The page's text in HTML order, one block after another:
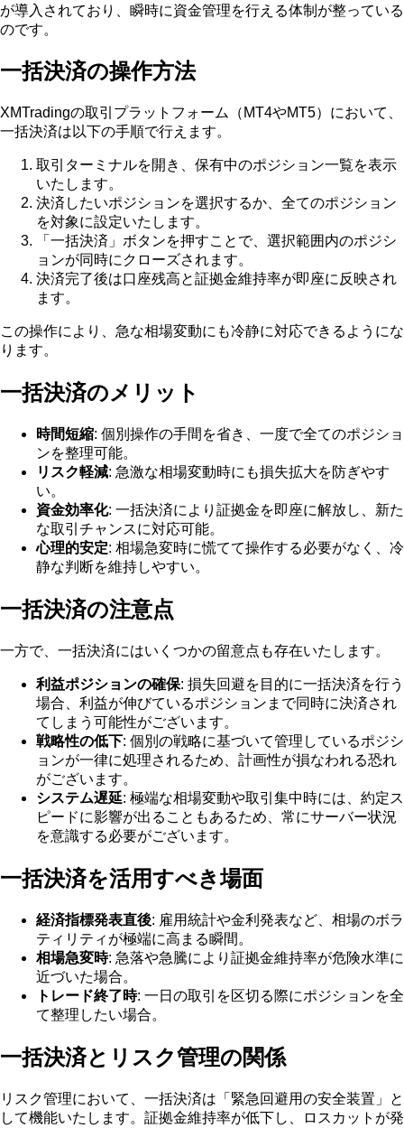
が導入されており、瞬時に資金管理を行える体制が整っている
のです。
一括決済の操作方法
XMTradingの取引プラットフォーム（MT4やMT5）において、
一括決済は以下の手順で行えます。
取引ターミナルを開き、保有中のポジション一覧を表示
いたします。
決済したいポジションを選択するか、全てのポジション
を対象に設定いたします。
「一括決済」ボタンを押すことで、選択範囲内のポジシ
ョンが同時にクローズされます。
決済完了後は口座残高と証拠金維持率が即座に反映され
ます。
この操作により、急な相場変動にも冷静に対応できるようにな
ります。
一括決済のメリット
時間短縮: 個別操作の手間を省き、一度で全てのポジショ
ンを整理可能。
リスク軽減: 急激な相場変動時にも損失拡大を防ぎやす
い。
資金効率化: 一括決済により証拠金を即座に解放し、新た
な取引チャンスに対応可能。
心理的安定: 相場急変時に慌てて操作する必要がなく、冷
静な判断を維持しやすい。
一括決済の注意点
一方で、一括決済にはいくつかの留意点も存在いたします。
利益ポジションの確保: 損失回避を目的に一括決済を行う
場合、利益が伸びているポジションまで同時に決済され
てしまう可能性がございます。
戦略性の低下: 個別の戦略に基づいて管理しているポジシ
ョンが一律に処理されるため、計画性が損なわれる恐れ
がございます。
システム遅延: 極端な相場変動や取引集中時には、約定ス
ピードに影響が出ることもあるため、常にサーバー状況
を意識する必要がございます。
一括決済を活用すべき場面
経済指標発表直後: 雇用統計や金利発表など、相場のボラ
ティリティが極端に高まる瞬間。
相場急変時: 急落や急騰により証拠金維持率が危険水準に
近づいた場合。
トレード終了時: 一日の取引を区切る際にポジションを全
て整理したい場合。
一括決済とリスク管理の関係
リスク管理において、一括決済は「緊急回避用の安全装置」と
して機能いたします。証拠金維持率が低下し、ロスカットが発